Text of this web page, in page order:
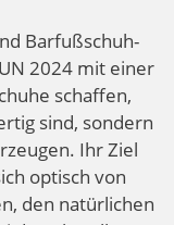
Barfußschuh-
2024 mit einer
schaffen,
sind, sondern
Ihr Ziel
optisch von
den natürlichen